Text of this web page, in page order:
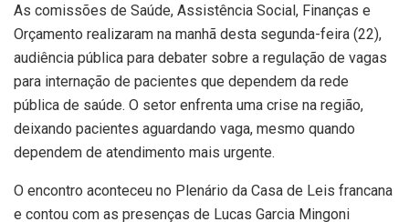
As comissões de Saúde, Assistência Social, Finanças e
Orçamento realizaram na manhã desta segunda-feira (22),
audiência pública para debater sobre a regulação de vagas
para internação de pacientes que dependem da rede
pública de saúde. O setor enfrenta uma crise na região,
deixando pacientes aguardando vaga, mesmo quando
dependem de atendimento mais urgente.
O encontro aconteceu no Plenário da Casa de Leis francana
e contou com as presenças de Lucas Garcia Mingoni